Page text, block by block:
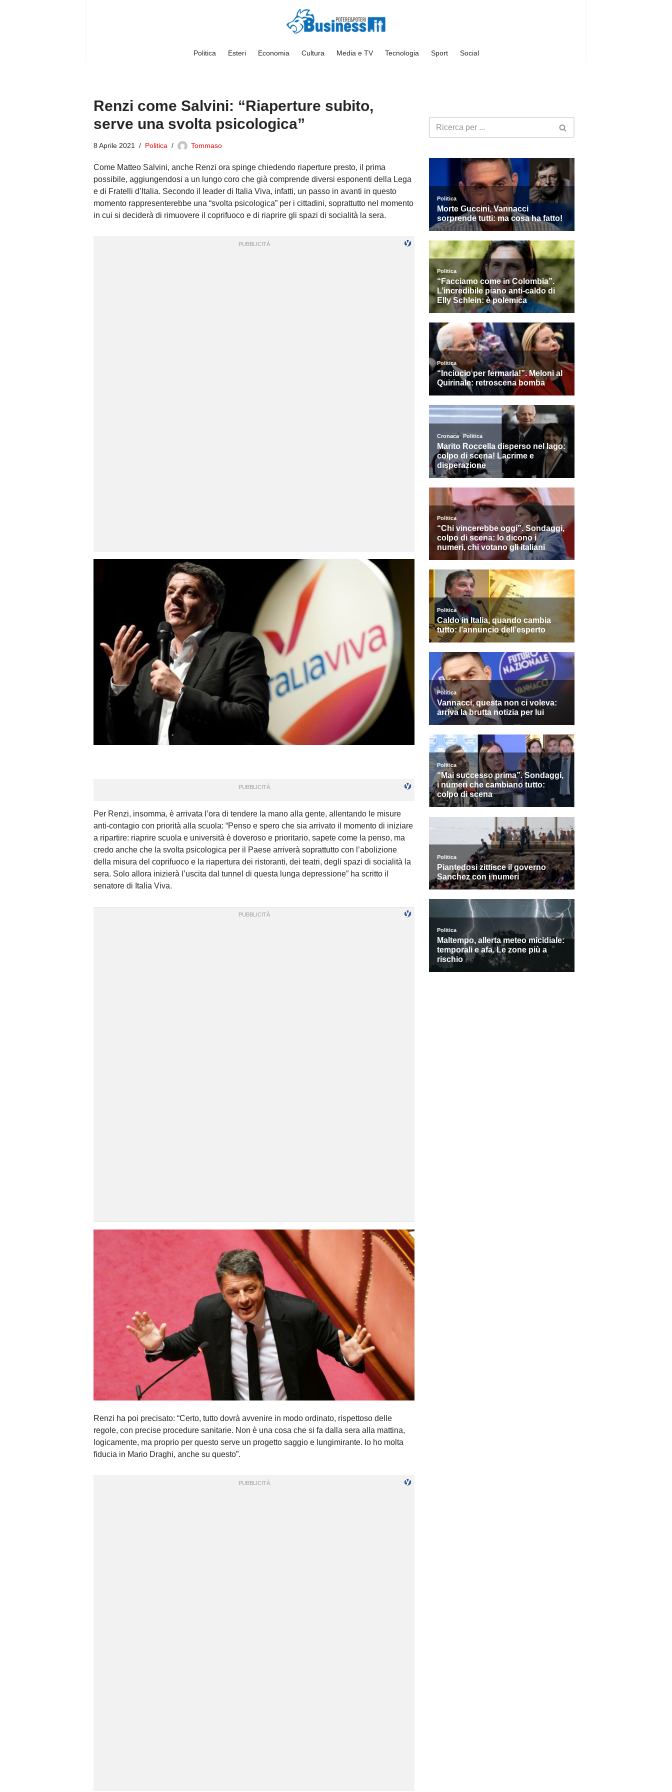
Politica Esteri Economia Cultura Media e TV Tecnologia Sport Social
Renzi come Salvini: “Riaperture subito,
serve una svolta psicologica”
8 Aprile 2021 Politica Tommaso
Come Matteo Salvini, anche Renzi ora spinge chiedendo riaperture presto, il prima
possibile, aggiungendosi a un lungo coro che già comprende diversi esponenti della Lega
e di Fratelli d’Italia. Secondo il leader di Italia Viva, infatti, un passo in avanti in questo
momento rappresenterebbe una “svolta psicologica” per i cittadini, soprattutto nel momento
in cui si deciderà di rimuovere il coprifuoco e di riaprire gli spazi di socialità la sera.
Per Renzi, insomma, è arrivata l’ora di tendere la mano alla gente, allentando le misure
anti-contagio con priorità alla scuola: “Penso e spero che sia arrivato il momento di iniziare
a ripartire: riaprire scuola e università è doveroso e prioritario, sapete come la penso, ma
credo anche che la svolta psicologica per il Paese arriverà soprattutto con l’abolizione
della misura del coprifuoco e la riapertura dei ristoranti, dei teatri, degli spazi di socialità la
sera. Solo allora inizierà l’uscita dal tunnel di questa lunga depressione” ha scritto il
senatore di Italia Viva.
Renzi ha poi precisato: “Certo, tutto dovrà avvenire in modo ordinato, rispettoso delle
regole, con precise procedure sanitarie. Non è una cosa che si fa dalla sera alla mattina,
logicamente, ma proprio per questo serve un progetto saggio e lungimirante. Io ho molta
fiducia in Mario Draghi, anche su questo”.